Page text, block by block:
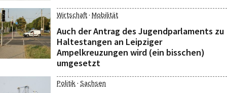
Wirtschaft· Mobilität
Auch der Antrag des Jugendparlaments zu
Haltestangen an Leipziger
Ampelkreuzungen wird (ein bisschen)
umgesetzt
Politik· Sachsen